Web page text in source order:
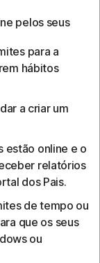
pelos seus
para a
hábitos
a criar um
estão online e o
relatórios
dos Pais.
de tempo ou
que os seus
ou